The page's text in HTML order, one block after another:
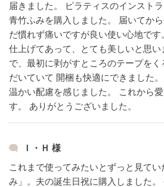
届きました。
ピラティスのインスト
青竹ふみを購入しました。
届いてか
だ慣れず痛いですが良い使い心地です
仕上げてあって、とても美しいと思い
で、最初に剥がすところのテープを
だいていて 開梱も快適にできました。
温かい配慮を感じました。
これから
す。
ありがとうございました。
Ｉ・Ｈ 様
これまで使ってみたいとずっと見て
み」。夫の誕生日祝に購入しました。